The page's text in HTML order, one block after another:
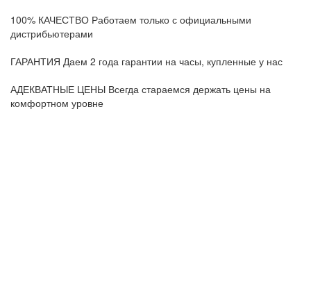
100% КАЧЕСТВО Работаем только с официальными
дистрибьютерами
ГАРАНТИЯ Даем 2 года гарантии на часы, купленные у нас
АДЕКВАТНЫЕ ЦЕНЫ Всегда стараемся держать цены на
комфортном уровне